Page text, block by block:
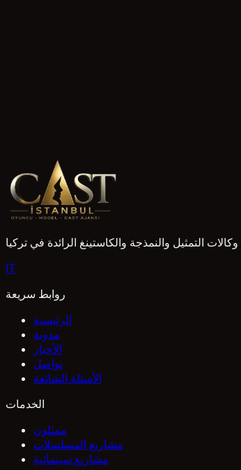
sizi uygun projelerle buluşturmanın ilk
1 Mayıs 2026
IT
روابط سريعة
الرئيسية
مدونة
الأخبار
تواصل
الأسئلة الشائعة
الخدمات
ممثلون
مشاريع المسلسلات
مشاريع سينمائية